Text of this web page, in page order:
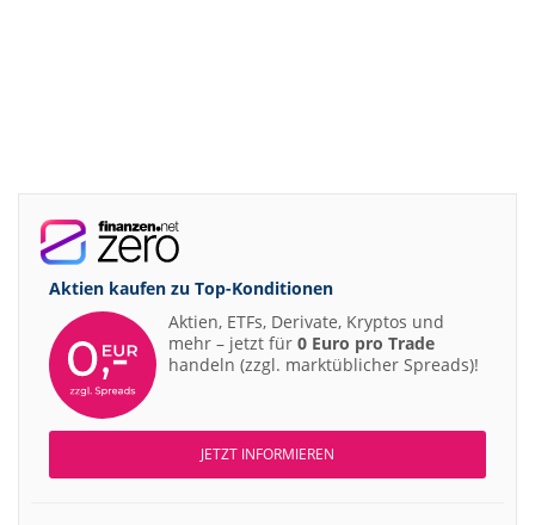
Aktien kaufen zu Top-Konditionen
Aktien, ETFs, Derivate, Kryptos und
mehr – jetzt für 0 Euro pro Trade
handeln (zzgl. marktüblicher Spreads)!
JETZT INFORMIEREN